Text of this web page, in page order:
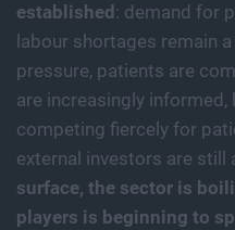
established : demand for
labour shortages remain
pressure, patients are
are increasingly informed,
competing fiercely for
external investors are still
surface, the sector is
players is beginning to